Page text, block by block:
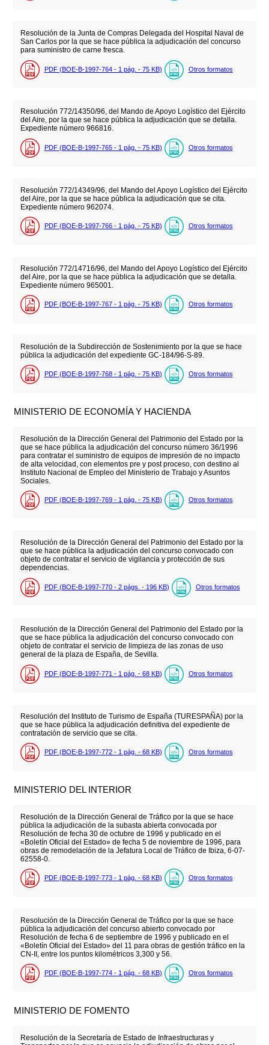
Resolución de la Junta de Compras Delegada del Hospital Naval de
San Carlos por la que se hace pública la adjudicación del concurso
para suministro de carne fresca.
PDF (BOE-B-1997-764 - 1 pág. - 75 KB) Otros formatos
Resolución 772/14350/96, del Mando de Apoyo Logístico del Ejército
del Aire, por la que se hace pública la adjudicación que se detalla.
Expediente número 966816.
PDF (BOE-B-1997-765 - 1 pág. - 75 KB) Otros formatos
Resolución 772/14349/96, del Mando del Apoyo Logístico del Ejército
del Aire, por la que se hace pública la adjudicación que se cita.
Expediente número 962074.
PDF (BOE-B-1997-766 - 1 pág. - 75 KB) Otros formatos
Resolución 772/14716/96, del Mando del Apoyo Logístico del Ejército
del Aire, por la que se hace pública la adjudicación que se detalla.
Expediente número 965001.
PDF (BOE-B-1997-767 - 1 pág. - 75 KB) Otros formatos
Resolución de la Subdirección de Sostenimiento por la que se hace
pública la adjudicación del expediente GC-184/96-S-89.
PDF (BOE-B-1997-768 - 1 pág. - 75 KB) Otros formatos
MINISTERIO DE ECONOMÍA Y HACIENDA
Resolución de la Dirección General del Patrimonio del Estado por la
que se hace pública la adjudicación del concurso número 36/1996
para contratar el suministro de equipos de impresión de no impacto
de alta velocidad, con elementos pre y post proceso, con destino al
Instituto Nacional de Empleo del Ministerio de Trabajo y Asuntos
Sociales.
PDF (BOE-B-1997-769 - 1 pág. - 75 KB) Otros formatos
Resolución de la Dirección General del Patrimonio del Estado por la
que se hace pública la adjudicación del concurso convocado con
objeto de contratar el servicio de vigilancia y protección de sus
dependencias.
PDF (BOE-B-1997-770 - 2 págs. - 196 KB) Otros formatos
Resolución de la Dirección General del Patrimonio del Estado por la
que se hace pública la adjudicación del concurso convocado con
objeto de contratar el servicio de limpieza de las zonas de uso
general de la plaza de España, de Sevilla.
PDF (BOE-B-1997-771 - 1 pág. - 68 KB) Otros formatos
Resolución del Instituto de Turismo de España (TURESPAÑA) por la
que se hace pública la adjudicación definitiva del expediente de
contratación de servicio que se cita.
PDF (BOE-B-1997-772 - 1 pág. - 68 KB) Otros formatos
MINISTERIO DEL INTERIOR
Resolución de la Dirección General de Tráfico por la que se hace
pública la adjudicación de la subasta abierta convocada por
Resolución de fecha 30 de octubre de 1996 y publicado en el
«Boletín Oficial del Estado» de fecha 5 de noviembre de 1996, para
obras de remodelación de la Jefatura Local de Tráfico de Ibiza, 6-07-
62558-0.
PDF (BOE-B-1997-773 - 1 pág. - 68 KB) Otros formatos
Resolución de la Dirección General de Tráfico por la que se hace
pública la adjudicación del concurso abierto convocado por
Resolución de fecha 6 de septiembre de 1996 y publicado en el
«Boletín Oficial del Estado» del 11 para obras de gestión tráfico en la
CN-II, entre los puntos kilométricos 3,300 y 56.
PDF (BOE-B-1997-774 - 1 pág. - 68 KB) Otros formatos
MINISTERIO DE FOMENTO
Resolución de la Secretaría de Estado de Infraestructuras y